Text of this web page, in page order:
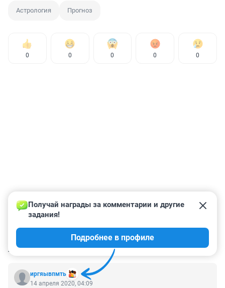
Астрология Прогноз
0 0 0 0 0
КОММЕНТАРИИ 53
иргяывпмть
Получай награды за комментарии и другие
задания!
Подробнее в профиле
14 апреля 2020, 04:09